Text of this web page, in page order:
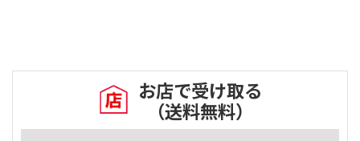
お店で受け取る
（送料無料）